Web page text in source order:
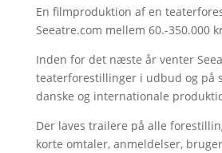
En filmproduktion af en
Seeatre.com mellem 60.-350.000
Inden for det næste år venter
teaterforestillinger i udbud og på
danske og internationale
Der laves trailere på alle
korte omtaler, anmeldelser,